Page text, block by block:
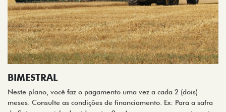
BIMESTRAL
Neste plano, você faz o pagamento uma vez a cada 2 (dois)
meses. Consulte as condições de financiamento. Ex: Para a safra